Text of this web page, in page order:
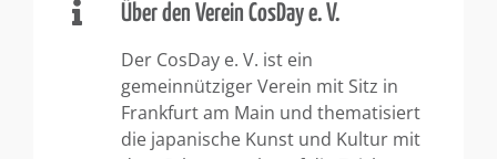
Über den Verein CosDay e. V.
Der CosDay e. V. ist ein
gemeinnütziger Verein mit Sitz in
Frankfurt am Main und thematisiert
die japanische Kunst und Kultur mit